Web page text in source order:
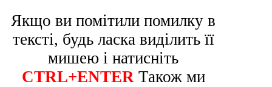
Якщо ви помітили помилку в
тексті, будь ласка виділить її
мишею і натисніть
CTRL+ENTER Також ми